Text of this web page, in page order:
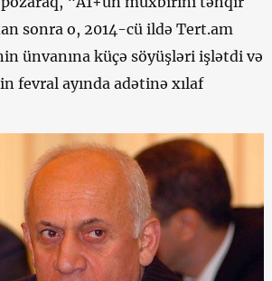
sonra o, 2014-cü ildə Tert.am
ünvanına küçə söyüşləri işlətdi və
fevral ayında adətinə xılaf